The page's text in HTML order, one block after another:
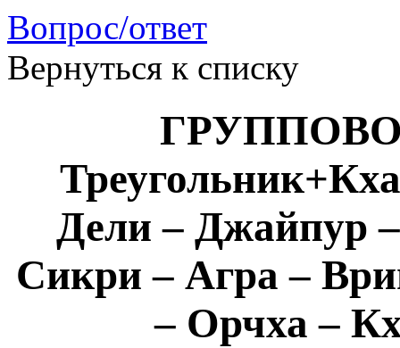
Вопрос/ответ
Вернуться к списку
Дели – Джайпур
Сикри – Агра –
– Орчха –